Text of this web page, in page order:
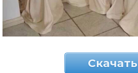
Скачать